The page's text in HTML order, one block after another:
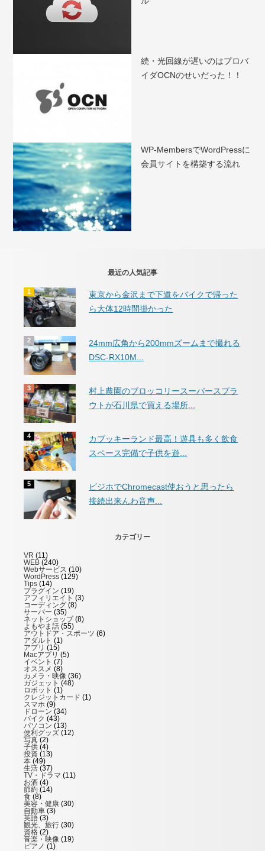
続・光回線が遅いのはプロバ
イダOCNのせいだった！！
WP-MembersでWordPressに
会員サイトを構築する流れ
最近の人気記事
東京から金沢まで下道をバイクで帰った
ら大体12時間掛かった
24mm広角から200mmズームまで撮れる
DSC-RX10M...
村上農園のブロッコリースーパースプラ
ウトが石川県で買える場所...
カブッキーランド最高！遊具も多く飲食
スペース完備で子供を遊...
ビジホでChromecast使おうと思ったら
接続出来んわ音声...
カテゴリー
VR (11)
WEB (240)
Webサービス (10)
WordPress (129)
Tips (14)
プラグイン (19)
アフィリエイト (3)
コーディング (8)
サーバー (35)
ネットショップ(8)
よもやま話 (55)
アウトドア・スポーツ (6)
アダルト (1)
アプリ (15)
Macアプリ (5)
イベント (7)
オススメ (8)
カメラ・映像 (36)
ガジェット (48)
ロボット (1)
クレジットカード (1)
スマホ (9)
ドローン (34)
バイク (43)
パソコン (13)
便利グッズ (12)
写真 (2)
子供 (4)
投資 (13)
本 (49)
生活 (37)
TV・ドラマ (11)
お酒 (4)
節約 (14)
食 (8)
美容・健康 (30)
自動車 (3)
英語 (3)
観光、旅行 (30)
資格 (2)
音楽・映像 (19)
ピアノ (1)